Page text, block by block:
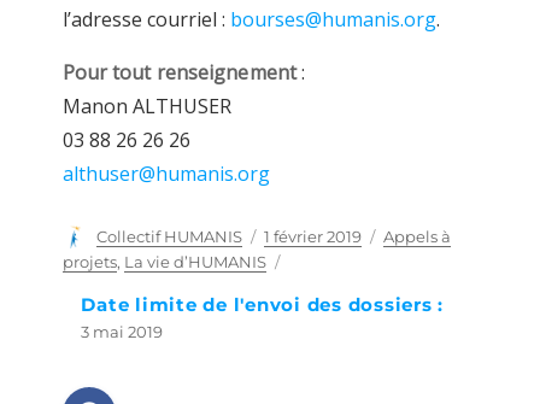
l’adresse courriel : bourses@humanis.org.
Pour tout renseignement:
Manon ALTHUSER
03 88 26 26 26
althuser@humanis.org
Auteur
Collectif HUMANIS
Publié
le
1 février 2019 Catégories
Appels à
projets, La vie d’HUMANIS
Date limite de l'envoi des dossiers :
3 mai 2019